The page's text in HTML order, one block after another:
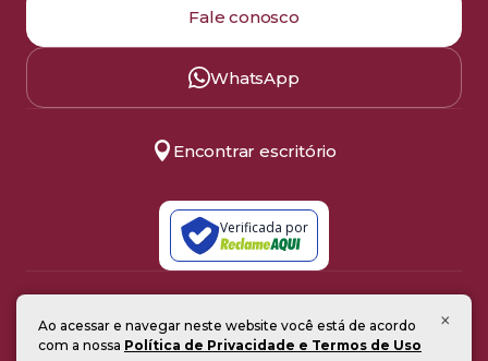
Fale conosco
WhatsApp
Encontrar escritório
Verificada por
© 2008–2026
Termos de Uso
Ao acessar e navegar neste website você está de acordo
com a nossa Política de Privacidade e Termos de Uso
×